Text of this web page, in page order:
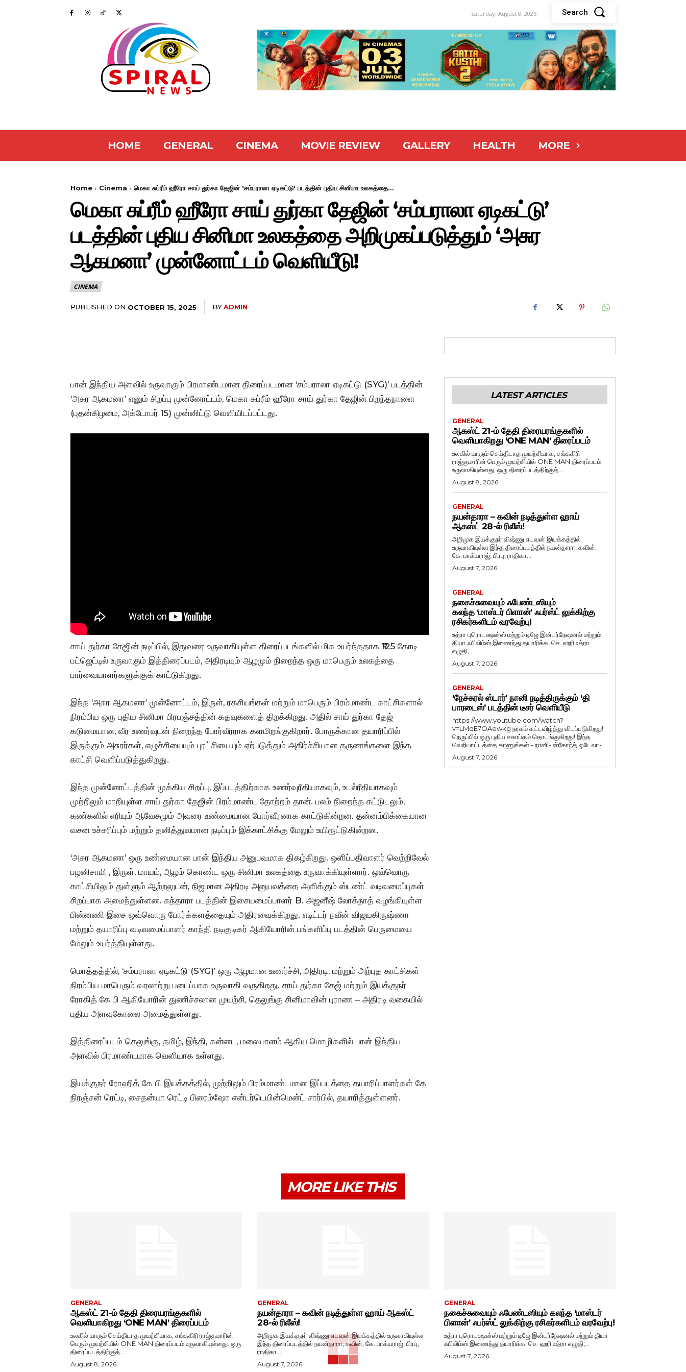
Saturday, August 8, 2026 Search
HOME GENERAL CINEMA MOVIE REVIEW GALLERY HEALTH MORE
Home Cinema மெகா சுப்ரீம் ஹீரோ சாய் துர்கா தேஜின் 'சம்பராலா ஏடிகட்டு' படத்தின் புதிய சினிமா உலகத்தை...
மெகா சுப்ரீம் ஹீரோ சாய் துர்கா தேஜின் ‘சம்பராலா ஏடிகட்டு’
படத்தின் புதிய சினிமா உலகத்தை அறிமுகப்படுத்தும் ‘அசுர
ஆகமனா’ முன்னோட்டம் வெளியீடு!
CINEMA
PUBLISHED ON OCTOBER 15, 2025 BYADMIN
பான் இந்திய அளவில் உருவாகும் பிரமாண்டமான திரைப்படமான ‘சம்பராலா ஏடிகட்டு (SYG)’ படத்தின்
‘அசுர ஆகமனா’ எனும் சிறப்பு முன்னோட்டம், மெகா சுப்ரீம் ஹீரோ சாய் துர்கா தேஜின் பிறந்தநாளை
(புதன்கிழமை, அக்டோபர் 15) முன்னிட்டு வெளியிடப்பட்டது.
சாய் துர்கா தேஜின் நடிப்பில், இதுவரை உருவாகியுள்ள திரைப்படங்களில் மிக உயர்ந்ததாக ₹125 கோடி
பட்ஜெட்டில் உருவாகும் இத்திரைப்படம், அதிரடியும் ஆழமும் நிறைந்த ஒரு மாபெரும் உலகத்தை
பார்வையாளர்களுக்குக் காட்டுகிறது.
இந்த ‘அசுர ஆகமனா’ முன்னோட்டம், இருள், ரகசியங்கள் மற்றும் மாபெரும் பிரம்மாண்ட காட்சிகளால்
நிரம்பிய ஒரு புதிய சினிமா பிரபஞ்சத்தின் கதவுகளைத் திறக்கிறது. அதில் சாய் துர்கா தேஜ்
கடுமையான, வீர உணர்வுடன் நிறைந்த போர்வீரராக களமிறங்குகிறார். போருக்கான தயாரிப்பில்
இருக்கும் அசுரர்கள், எழுச்சியையும் புரட்சியையும் ஏற்படுத்தும் அதிர்ச்சியான தருணங்களை இந்த
காட்சி வெளிப்படுத்துகிறது.
இந்த முன்னோட்டத்தின் முக்கிய சிறப்பு, இப்படத்திற்காக உணர்வுரீதியாகவும், உடல்ரீதியாகவும்
முற்றிலும் மாறியுள்ள சாய் துர்கா தேஜின் பிரம்மாண்ட தோற்றம் தான். பலம் நிறைந்த கட்டுடலும்,
கண்களில் எரியும் ஆவேசமும் அவரை உண்மையான போர்வீரனாக காட்டுகின்றன. தன்னம்பிக்கையான
வசன உச்சரிப்பும் மற்றும் தனித்துவமான நடிப்பும் இக்காட்சிக்கு மேலும் உயிரூட்டுகின்றன.
‘அசுர ஆகமனா’ ஒரு உண்மையான பான் இந்திய அனுபவமாக திகழ்கிறது. ஒளிப்பதிவாளர் வெற்றிவேல்
பழனிசாமி , இருள், மாயம், ஆழம் கொண்ட ஒரு சினிமா உலகத்தை உருவாக்கியுள்ளார். ஒவ்வொரு
காட்சியிலும் துள்ளும் ஆற்றலுடன், நிஜமான அதிரடி அனுபவத்தை அளிக்கும் ஸ்டண்ட் வடிவமைப்புகள்
சிறப்பாக அமைந்துள்ளன. கந்தாரா படத்தின் இசையமைப்பாளர் B. அஜனீஷ் லோக்நாத் வழங்கியுள்ள
பின்னணி இசை ஒவ்வொரு போர்க்களத்தையும் அதிரவைக்கிறது. எடிட்டர் நவீன் விஜயகிருஷ்ணா
மற்றும் தயாரிப்பு வடிவமைப்பாளர் காந்தி நடிகுடிகர் ஆகியோரின் பங்களிப்பு படத்தின் பெருமையை
மேலும் உயர்த்தியுள்ளது.
மொத்தத்தில், ‘சம்பராலா ஏடிகட்டு (SYG)’ ஒரு ஆழமான உணர்ச்சி, அதிரடி, மற்றும் அற்புத காட்சிகள்
நிரம்பிய மாபெரும் வரலாற்று படைப்பாக உருவாகி வருகிறது. சாய் துர்கா தேஜ் மற்றும் இயக்குநர்
ரோகித் கே பி ஆகியோரின் துணிச்சலான முயற்சி, தெலுங்கு சினிமாவின் புராண – அதிரடி வகையில்
புதிய அளவுகோலை அமைத்துள்ளது.
இத்திரைப்படம் தெலுங்கு, தமிழ், இந்தி, கன்னட, மலையாளம் ஆகிய மொழிகளில் பான் இந்திய
அளவில் பிரமாண்டமாக வெளியாக உள்ளது.
இயக்குநர் ரோஹித் கே பி இயக்கத்தில், முற்றிலும் பிரம்மாண்டமான இப்படத்தை தயாரிப்பாளர்கள் கே
நிரஞ்சன் ரெட்டி, சைதன்யா ரெட்டி பிரைம்ஷோ என்டர்டெயின்மென்ட் சார்பில், தயாரித்துள்ளனர்.
LATEST ARTICLES
GENERAL
ஆகஸ்ட் 21-ம் தேதி திரையரங்குகளில்
வெளியாகிறது ‘ONE MAN’ திரைப்படம்
உலகில் யாரும் செய்திடாத முயற்சியாக, சங்ககிரி
ராஜ்குமாரின் பெரும் முயற்சியில் ONE MAN திரைப்படம்
உருவாகியுள்ளது. ஒரு திரைப்படத்திற்குத்...
August 8, 2026
GENERAL
நயன்தாரா – கவின் நடித்துள்ள ஹாய்
ஆகஸ்ட் 28-ல் ரிலீஸ்!
அறிமுக இயக்குநர் விஷ்ணு எடவன் இயக்கத்தில்
உருவாகியுள்ள இந்த திரைப்படத்தில் நயன்தாரா, கவின்,
கே. பாக்யராஜ், பிரபு, ராதிகா...
August 7, 2026
GENERAL
நகைச்சுவையும் ஃபேண்டஸியும்
கலந்த ‘மாஸ்டர் பிளான்’ ஃபர்ஸ்ட் லுக்கிற்கு
ரசிகர்களிடம் வரவேற்பு!
உத்ரா புரொடக்ஷன்ஸ் மற்றும் டிஜே இன்டர்நேஷனல் மற்றும்
தியா ஃபிலிம்ஸ் இணைந்து தயாரிக்க, செ. ஹரி உத்ரா
எழுதி,...
August 7, 2026
GENERAL
‘நேச்சுரல் ஸ்டார்’ நானி நடித்திருக்கும் ‘தி
பாரடைஸ்’ படத்தின் டீசர் வெளியீடு
https://www.youtube.com/watch?
v=LMqE7OAewkg நரகம் கட்டவிழ்த்து விடப்படுகிறது!
நெருப்பில் ஒரு புதிய சகாப்தம் தொடங்குகிறது! இந்த
வெறியாட்டத்தை காணுங்கள்!- நானி- ஸ்ரீகாந்த் ஒடேலா-...
August 7, 2026
MORE LIKE THIS
GENERAL
ஆகஸ்ட் 21-ம் தேதி திரையரங்குகளில்
வெளியாகிறது ‘ONE MAN’ திரைப்படம்
உலகில் யாரும் செய்திடாத முயற்சியாக, சங்ககிரி ராஜ்குமாரின்
பெரும் முயற்சியில் ONE MAN திரைப்படம் உருவாகியுள்ளது. ஒரு
திரைப்படத்திற்குத்...
August 8, 2026
GENERAL
நயன்தாரா – கவின் நடித்துள்ள ஹாய் ஆகஸ்ட்
28-ல் ரிலீஸ்!
அறிமுக இயக்குநர் விஷ்ணு எடவன் இயக்கத்தில் உருவாகியுள்ள
இந்த திரைப்படத்தில் நயன்தாரா, கவின், கே. பாக்யராஜ், பிரபு,
ராதிகா...
August 7, 2026
GENERAL
நகைச்சுவையும் ஃபேண்டஸியும் கலந்த ‘மாஸ்டர்
பிளான்’ ஃபர்ஸ்ட் லுக்கிற்கு ரசிகர்களிடம் வரவேற்பு!
உத்ரா புரொடக்ஷன்ஸ் மற்றும் டிஜே இன்டர்நேஷனல் மற்றும் தியா
ஃபிலிம்ஸ் இணைந்து தயாரிக்க, செ. ஹரி உத்ரா எழுதி,...
August 7, 2026